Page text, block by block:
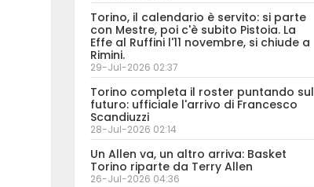
Torino, il calendario è servito: si parte
con Mestre, poi c'è subito Pistoia. La
Effe al Ruffini l'11 novembre, si chiude a
Rimini.
29-Jul-2026 02:37
Torino completa il roster puntando sul
futuro: ufficiale l'arrivo di Francesco
Scandiuzzi
28-Jul-2026 02:14
Un Allen va, un altro arriva: Basket
Torino riparte da Terry Allen
26-Jul-2026 04:36